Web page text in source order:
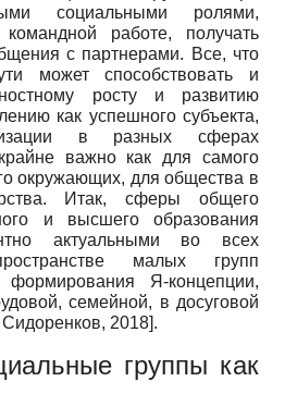
социальными ролями,
работе, получать
с партнерами. Все, что
может способствовать и
росту и развитию
как успешного субъекта,
в разных сферах
важно как для самого
окружающих, для общества в
Итак, сферы общего
и высшего образования
актуальными во всех
малых групп
Я-концепции,
семейной, в досуговой
Сидоренков, 2018].
группы как